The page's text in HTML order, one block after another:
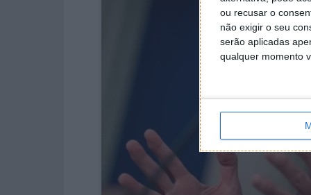
ou recusar o
não exigir o seu
serão aplicadas
qualquer momento